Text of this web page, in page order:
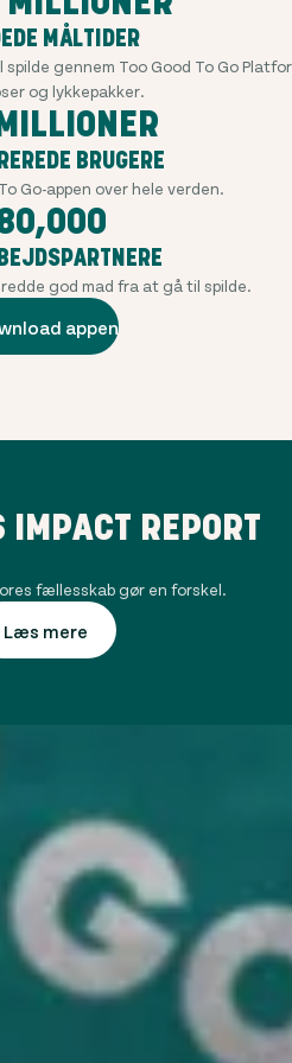
MÅLTIDER
gennem Too Good To Go
og lykkepakker.
BRUGERE
Go-appen over hele verden.
god mad fra at gå til spilde.
appen
IMPACT REPORT
fællesskab gør en forskel.
Læs mere